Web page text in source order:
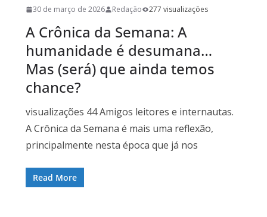
30 de março de 2026 Redação 277 visualizações
A Crônica da Semana: A
humanidade é desumana…
Mas (será) que ainda temos
chance?
visualizações 44 Amigos leitores e internautas.
A Crônica da Semana é mais uma reflexão,
principalmente nesta época que já nos
Read More